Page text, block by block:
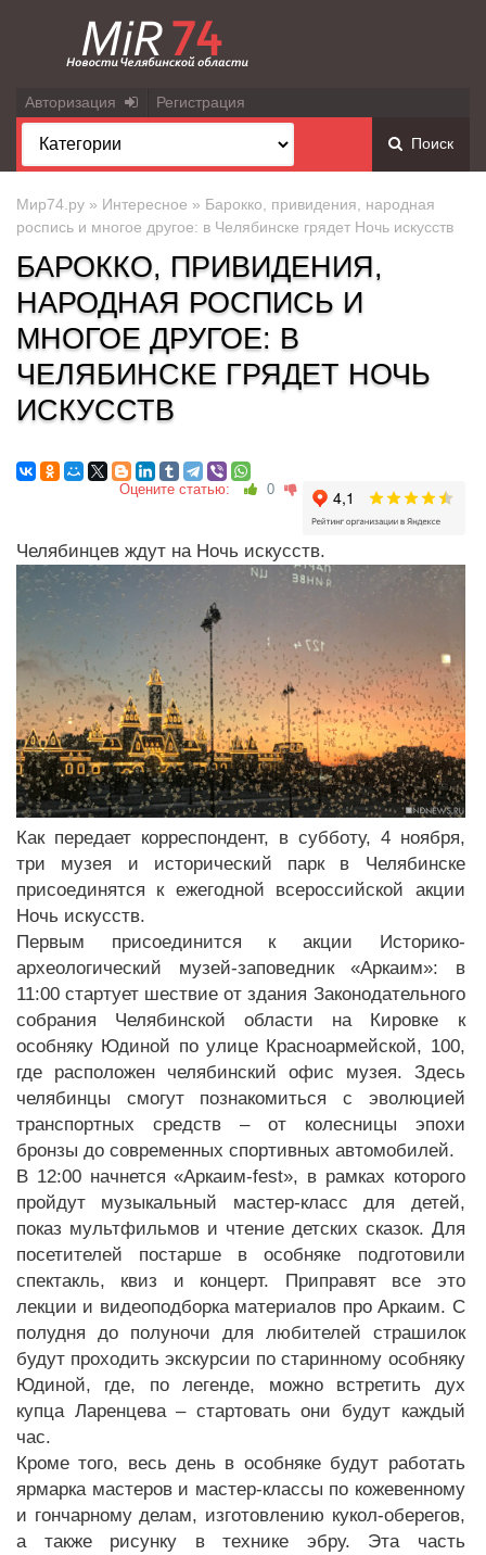
Авторизация Регистрация
Поиск
Мир74.ру » Интересное » Барокко, привидения, народная
роспись и многое другое: в Челябинске грядет Ночь искусств
БАРОККО, ПРИВИДЕНИЯ,
НАРОДНАЯ РОСПИСЬ И
МНОГОЕ ДРУГОЕ: В
ЧЕЛЯБИНСКЕ ГРЯДЕТ НОЧЬ
ИСКУССТВ
Оцените статью: 0
Челябинцев ждут на Ночь искусств.
Как передает корреспондент, в субботу, 4 ноября,
три музея и исторический парк в Челябинске
присоединятся к ежегодной всероссийской акции
Ночь искусств.
Первым присоединится к акции Историко-
археологический музей-заповедник «Аркаим»: в
11:00 стартует шествие от здания Законодательного
собрания Челябинской области на Кировке к
особняку Юдиной по улице Красноармейской, 100,
где расположен челябинский офис музея. Здесь
челябинцы смогут познакомиться с эволюцией
транспортных средств – от колесницы эпохи
бронзы до современных спортивных автомобилей.
В 12:00 начнется «Аркаим-fest», в рамках которого
пройдут музыкальный мастер-класс для детей,
показ мультфильмов и чтение детских сказок. Для
посетителей постарше в особняке подготовили
спектакль, квиз и концерт. Приправят все это
лекции и видеоподборка материалов про Аркаим. С
полудня до полуночи для любителей страшилок
будут проходить экскурсии по старинному особняку
Юдиной, где, по легенде, можно встретить дух
купца Ларенцева – стартовать они будут каждый
час.
Кроме того, весь день в особняке будут работать
ярмарка мастеров и мастер-классы по кожевенному
и гончарному делам, изготовлению кукол-оберегов,
а также рисунку в технике эбру. Эта часть